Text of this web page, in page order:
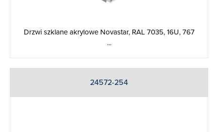
Drzwi szklane akrylowe Novastar, RAL 7035, 16U, 767
...
24572-254